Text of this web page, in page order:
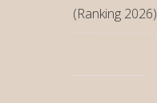
(Ranking 2026)